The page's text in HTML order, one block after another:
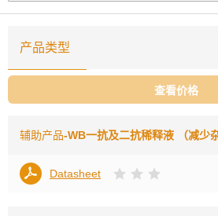
产品类型
查看价格
辅助产品-WB一抗及二抗稀释液 （减少
Datasheet